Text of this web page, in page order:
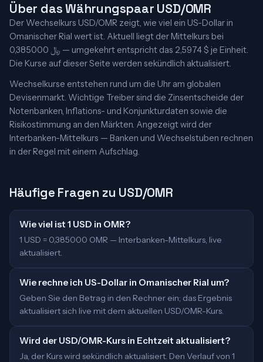
Über das Währungspaar USD/OMR
Der Wechselkurs USD/OMR zeigt, wie viel ein US-Dollar in
Omanischer Rial wert ist. Aktuell liegt der Mittelkurs bei
0,385000 ﷼ — umgekehrt entspricht das 2,5974 $ je Einheit.
Die Kurse auf dieser Seite werden sekündlich aktualisiert.
Wechselkurse entstehen rund um die Uhr am globalen
Devisenmarkt. Wichtige Treiber sind die Zinsentscheide der
Notenbanken, Inflations- und Konjunkturdaten sowie die
Risikostimmung an den Märkten. Angezeigt wird der
Interbanken-Mittelkurs — Banken und Wechselstuben rechnen
in der Regel mit einem Aufschlag.
Häufige Fragen zu USD/OMR
Wie viel ist 1 USD in OMR?
1 USD = 0,385000 OMR — Interbanken-Mittelkurs, live
aktualisiert.
Wie rechne ich US-Dollar in Omanischer Rial um?
Geben Sie den Betrag in den Rechner ein; das Ergebnis
aktualisiert sich live mit dem aktuellen USD/OMR-Kurs.
Wird der USD/OMR-Kurs in Echtzeit aktualisiert?
Ja, der Kurs wird sekündlich aktualisiert. Den Verlauf von 1